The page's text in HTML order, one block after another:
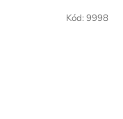
Kód: 9998